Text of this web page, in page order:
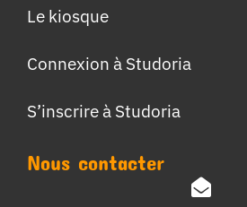
Le kiosque
Connexion à Studoria
S’inscrire à Studoria
Nous contacter